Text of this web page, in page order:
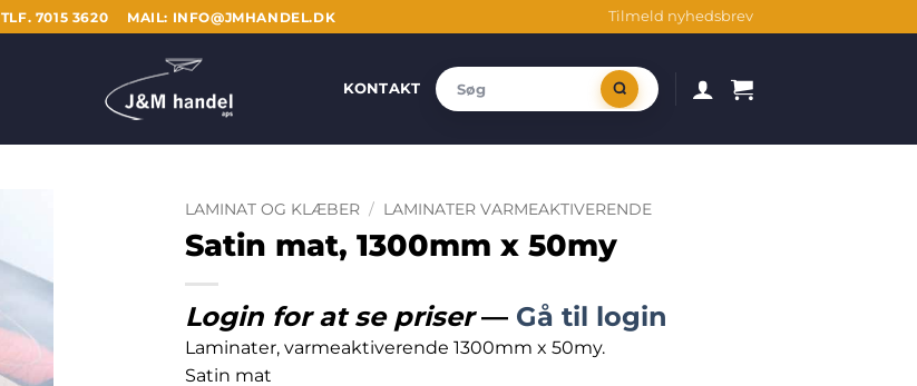
TLF. 7015 3620 MAIL: INFO@JMHANDEL.DK Tilmeld nyhedsbrev
KONTAKT
LAMINAT OG KLÆBER / LAMINATER VARMEAKTIVERENDE
Satin mat, 1300mm x 50my
Login for at se priser— Gå til login
Laminater, varmeaktiverende 1300mm x 50my.
Satin mat